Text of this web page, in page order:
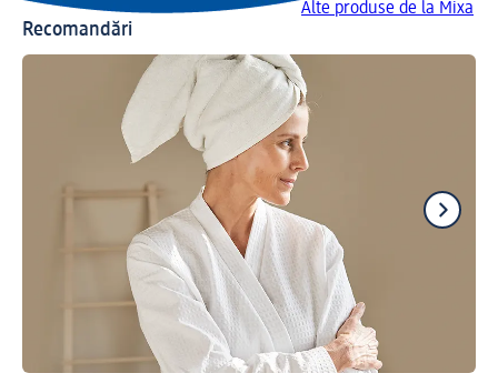
Alte produse de la Mixa
Recomandări